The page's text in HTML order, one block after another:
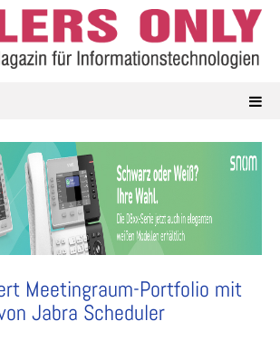
Meetingraum-Portfolio mit
Jabra Scheduler